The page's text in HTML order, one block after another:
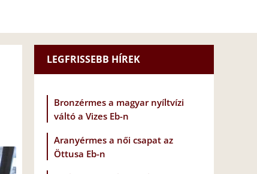
LEGFRISSEBB HÍREK
Bronzérmes a magyar nyíltvízi
váltó a Vizes Eb-n
Aranyérmes a női csapat az
Öttusa Eb-n